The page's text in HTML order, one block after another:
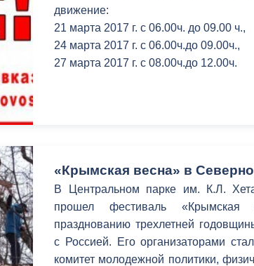
Кадровая политика
Контактная информация
Списки граждан, состоящих на
учете в качестве нуждающихся в
Общественное обсуждение
документов стратегического
планирования
движение:
21 марта 2017 г. с 06.00ч. до 09.00 ч.,
24 марта 2017 г. с 06.00ч.до 09.00ч.,
27 марта 2017 г. с 08.00ч.до 12.00ч.
«Крымская весна» в
В Центральном парке им. К.Л.
прошел фестиваль «Крымская
празднованию трехлетней
с Россией. Его организаторами
комитет молодежной политики,